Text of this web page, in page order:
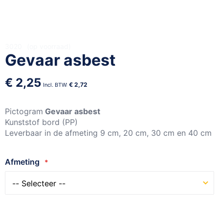
Gevaar asbest
€ 2,25 € 2,72
Pictogram Gevaar asbest
Kunststof bord (PP)
Leverbaar in de afmeting 9 cm, 20 cm, 30 cm en 40 cm
Afmeting
naar
het
begin
van
afbeeldingen-
gallerij